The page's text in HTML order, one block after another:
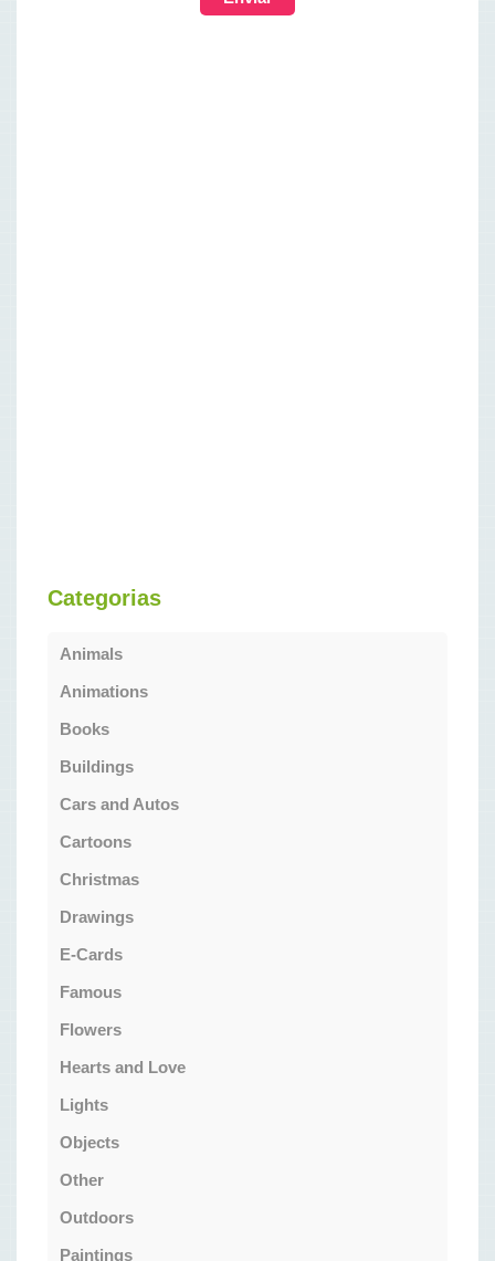
Categorias
Animals
Animations
Books
Buildings
Cars and Autos
Cartoons
Christmas
Drawings
E-Cards
Famous
Flowers
Hearts and Love
Lights
Objects
Other
Outdoors
Paintings